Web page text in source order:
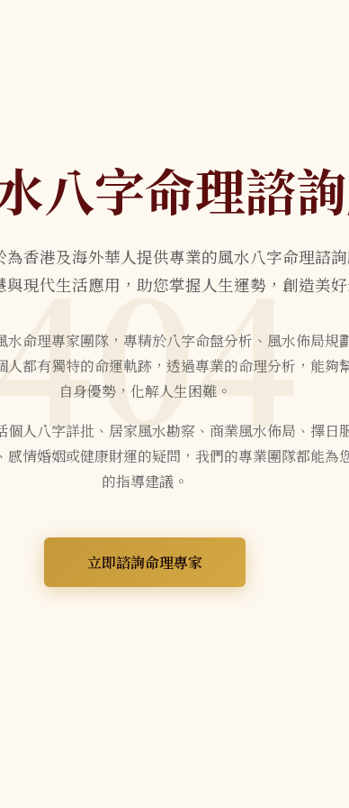
八字命理諮
為香港及海外華人提供專業的風水八字命理諮
與現代生活應用，助您掌握人生運勢，創造美好
水命理專家團隊，專精於八字命盤分析、風水佈局規
人都有獨特的命運軌跡，透過專業的命理分析，能夠
自身優勢，化解人生困難。
個人八字詳批、居家風水勘察、商業風水佈局、擇日
感情婚姻或健康財運的疑問，我們的專業團隊都能為
的指導建議。
立即諮詢命理專家